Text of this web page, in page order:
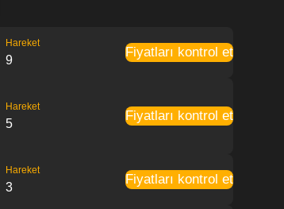
Hareket
9
Fiyatları kontrol et
Hareket
5
Fiyatları kontrol et
Hareket
3
Fiyatları kontrol et